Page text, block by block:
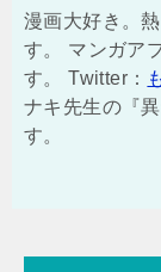
漫画大好き。
す。 マンガア
す。 Twitter：
ナキ先生の『
す。